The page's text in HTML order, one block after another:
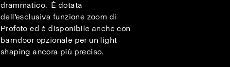
drammatico. È dotata
dell'esclusiva funzione zoom di
Profoto ed è disponibile anche con
barndoor opzionale per un light
shaping ancora più preciso.